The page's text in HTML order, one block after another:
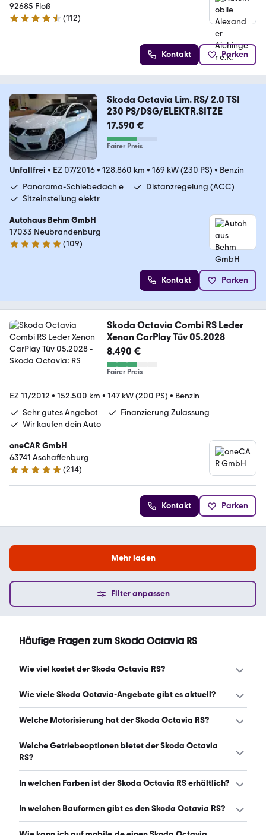
92685 Floß
4.5 Sterne
(112)
Kontakt Parken
Skoda Octavia Lim. RS/ 2.0 TSI
230 PS/DSG/ELEKTR.SITZE
17.590 €
Fairer Preis
Unfallfrei • EZ 07/2016• 128.860 km • 169 kW (230 PS) • Benzin
Panorama-Schiebedach e
Distanzregelung (ACC)
Sitzeinstellung elektr
Autohaus Behm GmbH
17033 Neubrandenburg
5 Sterne
(109)
Kontakt Parken
Skoda Octavia Combi RS Leder
Xenon CarPlay Tüv 05.2028
8.490 €
Fairer Preis
EZ 11/2012 • 152.500 km • 147 kW (200 PS) • Benzin
Sehr gutes Angebot
Finanzierung Zulassung
Wir kaufen dein Auto
oneCAR GmbH
63741 Aschaffenburg
4.8 Sterne
(214)
Kontakt Parken
Mehr laden
Filter anpassen
Häufige Fragen zum Skoda Octavia RS
Wie viel kostet der Skoda Octavia RS?
Ein guter Preis für einen Skoda Octavia RS liegt zwischen
€ monatlich. (Stand: 6.8.2026)
Wie viele Skoda Octavia-Angebote gibt es aktuell?
Es gibt insgesamt 3.480 Skoda Octavia bei mobile.de,
6.8.2026)
Welche Motorisierung hat der Skoda Octavia RS?
Der Skoda Octavia RS hat Leistungen zwischen 183 und
265 PS. (Stand: 6.8.2026)
Welche Getriebeoptionen bietet der Skoda Octavia
RS?
Der Skoda Octavia RS ist mit automatischem, manuellem
6.8.2026)
In welchen Farben ist der Skoda Octavia RS erhältlich?
Den Skoda Octavia RS gibt es in folgenden Farben:
gelb, beige und lila. Die häufigste Farbe ist schwarz.
In welchen Bauformen gibt es den Skoda Octavia RS?
Den Skoda Octavia RS gibt es in folgenden Bauformen: